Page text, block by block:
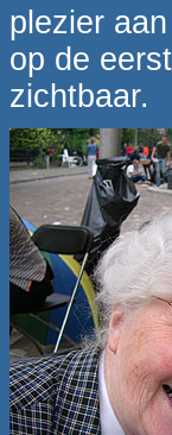
plezier
op de
zichtbaar.